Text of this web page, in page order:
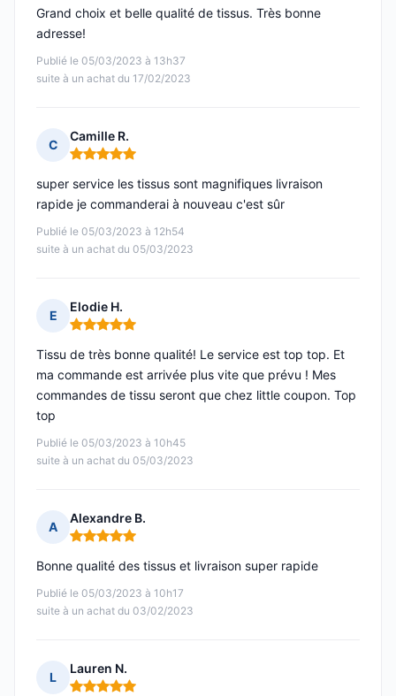
Publié le 05/03/2023 à 13h37
suite à un achat du 17/02/2023
Grand choix et belle qualité de tissus. Très bonne
adresse!
C
Camille R.
Note : 5 sur 5
Publié le 05/03/2023 à 12h54
suite à un achat du 05/03/2023
super service les tissus sont magnifiques livraison
rapide je commanderai à nouveau c'est sûr
E
Elodie H.
Note : 5 sur 5
Publié le 05/03/2023 à 10h45
suite à un achat du 05/03/2023
Tissu de très bonne qualité! Le service est top top. Et
ma commande est arrivée plus vite que prévu ! Mes
commandes de tissu seront que chez little coupon. Top
top
A
Alexandre B.
Note : 5 sur 5
Publié le 05/03/2023 à 10h17
suite à un achat du 03/02/2023
Bonne qualité des tissus et livraison super rapide
L
Lauren N.